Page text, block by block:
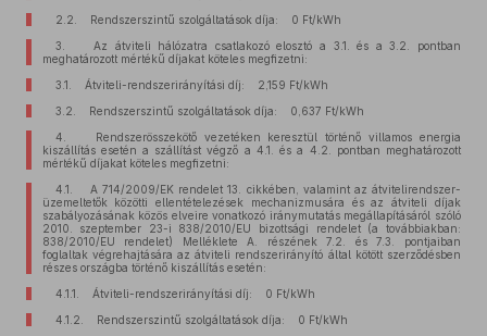
2.2. Rendszerszintű szolgáltatások díja: 0 Ft/kWh
3. Az átviteli hálózatra csatlakozó elosztó a 3.1. és a 3.2. pontban
meghatározott mértékű díjakat köteles megfizetni:
3.1. Átviteli-rendszerirányítási díj: 2,159 Ft/kWh
3.2. Rendszerszintű szolgáltatások díja: 0,637 Ft/kWh
4. Rendszerösszekötő vezetéken keresztül történő villamos energia
kiszállítás esetén a szállítást végző a 4.1. és a 4.2. pontban meghatározott
mértékű díjakat köteles megfizetni:
4.1. A 714/2009/EK rendelet 13. cikkében, valamint az átvitelirendszer-
üzemeltetők közötti ellentételezések mechanizmusára és az átviteli díjak
szabályozásának közös elveire vonatkozó iránymutatás megállapításáról szóló
2010. szeptember 23-i 838/2010/EU bizottsági rendelet (a továbbiakban:
838/2010/EU rendelet) Melléklete A. részének 7.2. és 7.3. pontjaiban
foglaltak végrehajtására az átviteli rendszerirányító által kötött szerződésben
részes országba történő kiszállítás esetén:
4.1.1. Átviteli-rendszerirányítási díj: 0 Ft/kWh
4.1.2. Rendszerszintű szolgáltatások díja: 0 Ft/kWh